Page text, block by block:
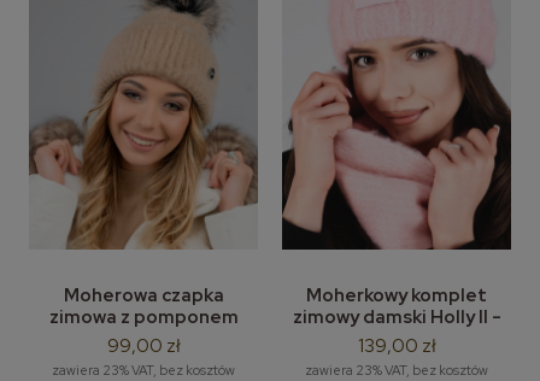
Moherowa czapka
zimowa z pomponem
Lema Freya
99,00 zł
zawiera 23% VAT, bez kosztów
Moherkowy komplet
zimowy damski Holly II -
zimowa czapka bez
pompona + szal / komin
139,00 zł
zawiera 23% VAT, bez kosztów